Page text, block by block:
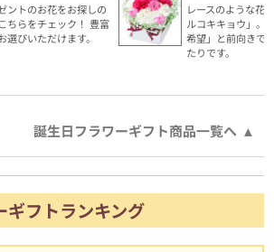
ントのお花をお探しの
ちらをチェック！ 豊富
選びいただけます。
レースのような花
ルコキキョウ」。
希望」と前向きで
たりです。
誕生日フラワーギフト商品一覧へ
ギフトランキング